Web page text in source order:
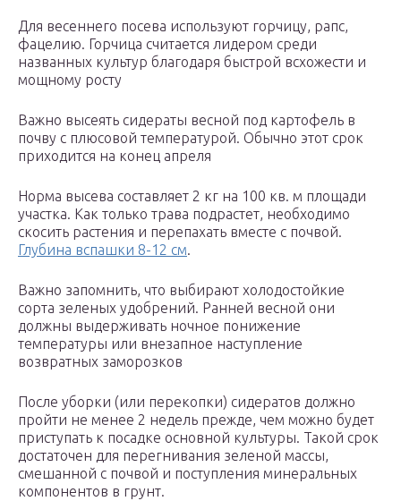
Для весеннего посева используют горчицу, рапс,
фацелию. Горчица считается лидером среди
названных культур благодаря быстрой всхожести и
мощному росту
Важно высеять сидераты весной под картофель в
почву с плюсовой температурой. Обычно этот срок
приходится на конец апреля
Норма высева составляет 2 кг на 100 кв. м площади
участка. Как только трава подрастет, необходимо
скосить растения и перепахать вместе с почвой.
Глубина вспашки 8-12 см.
Важно запомнить, что выбирают холодостойкие
сорта зеленых удобрений. Ранней весной они
должны выдерживать ночное понижение
температуры или внезапное наступление
возвратных заморозков
После уборки (или перекопки) сидератов должно
пройти не менее 2 недель прежде, чем можно будет
приступать к посадке основной культуры. Такой срок
достаточен для перегнивания зеленой массы,
смешанной с почвой и поступления минеральных
компонентов в грунт.